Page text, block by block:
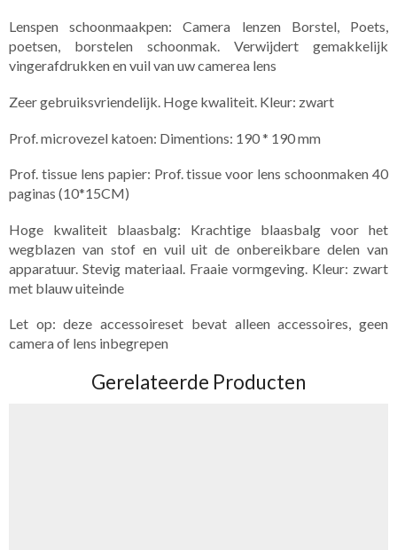
Lenspen schoonmaakpen: Camera lenzen Borstel, Poets,
poetsen, borstelen schoonmak. Verwijdert gemakkelijk
vingerafdrukken en vuil van uw camerea lens
Zeer gebruiksvriendelijk. Hoge kwaliteit. Kleur: zwart
Prof. microvezel katoen: Dimentions: 190 * 190 mm
Prof. tissue lens papier: Prof. tissue voor lens schoonmaken 40
paginas (10*15CM)
Hoge kwaliteit blaasbalg: Krachtige blaasbalg voor het
wegblazen van stof en vuil uit de onbereikbare delen van
apparatuur. Stevig materiaal. Fraaie vormgeving. Kleur: zwart
met blauw uiteinde
Let op: deze accessoireset bevat alleen accessoires, geen
camera of lens inbegrepen
Gerelateerde Producten